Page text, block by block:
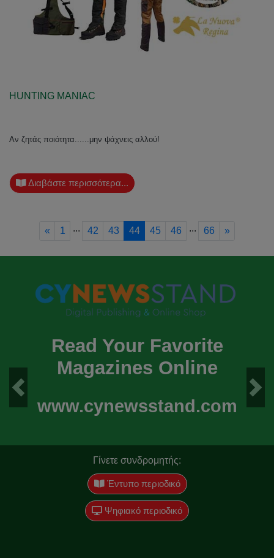
HUNTING MANIAC
Αν ζητάς ποιότητα......μην ψάχνεις αλλού!
Διαβάστε περισσότερα...
«Previous
1 ... 42 43 44 45 46 ... 66 »Next
Read Your Favorite
Magazines Online
Next
www.cynewsstand.com
Γίνετε συνδρομητής:
Έντυπο περιοδικό
Ψηφιακό περιοδικό